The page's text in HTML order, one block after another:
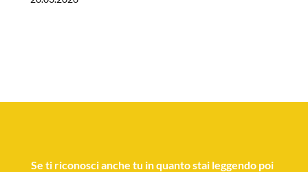
Se ti riconosci anche tu in quanto stai leggendo poi